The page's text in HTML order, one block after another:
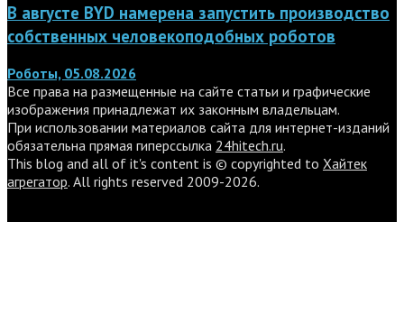
В августе BYD намерена запустить производство
собственных человекоподобных роботов
Роботы, 05.08.2026
Все права на размещенные на сайте статьи и графические
изображения принадлежат их законным владельцам.
При использовании материалов сайта для интернет-изданий
обязательна прямая гиперссылка 24hitech.ru.
This blog and all of it's content is © copyrighted to Хайтек
агрегатор. All rights reserved 2009-2026.